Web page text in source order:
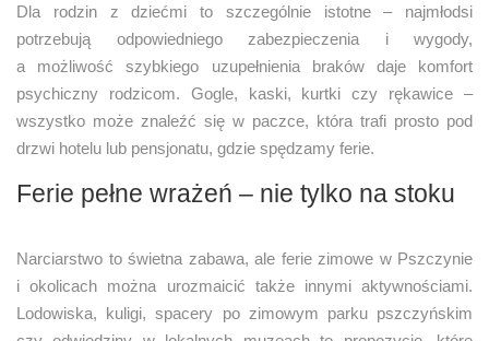
Dla rodzin z dziećmi to szczególnie istotne – najmłodsi
potrzebują odpowiedniego zabezpieczenia i wygody,
a możliwość szybkiego uzupełnienia braków daje komfort
psychiczny rodzicom. Gogle, kaski, kurtki czy rękawice –
wszystko może znaleźć się w paczce, która trafi prosto pod
drzwi hotelu lub pensjonatu, gdzie spędzamy ferie.
Ferie pełne wrażeń – nie tylko na stoku
Narciarstwo to świetna zabawa, ale ferie zimowe w Pszczynie
i okolicach można urozmaicić także innymi aktywnościami.
Lodowiska, kuligi, spacery po zimowym parku pszczyńskim